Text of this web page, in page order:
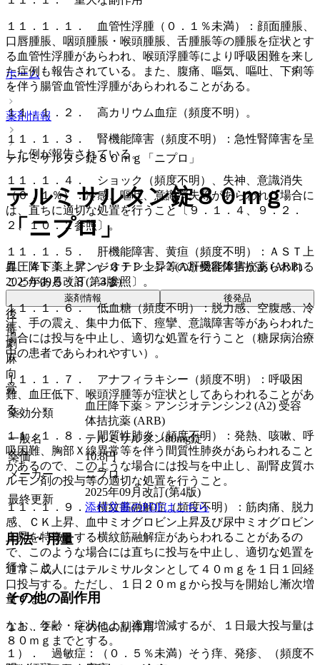
１１．１．１． 血管性浮腫（０．１％未満）：顔面腫脹、
口唇腫脹、咽頭腫脹・喉頭腫脹、舌腫脹等の腫脹を症状とす
る血管性浮腫があらわれ、喉頭浮腫等により呼吸困難を来し
た症例も報告されている。また、腹痛、嘔気、嘔吐、下痢等
を伴う腸管血管性浮腫があらわれることがある。
１１．１．２． 高カリウム血症（頻度不明）。
１１．１．３． 腎機能障害（頻度不明）：急性腎障害を呈
した例が報告されている。
１１．１．４． ショック（頻度不明）、失神、意識消失
（０．１％）：冷感、嘔吐、意識消失等があらわれた場合に
は、直ちに適切な処置を行うこと〔９．１．４、９．２．
２、１０．２参照〕。
１１．１．５． 肝機能障害、黄疸（頻度不明）：ＡＳＴ上
昇、ＡＬＴ上昇、γ−ＧＴＰ上昇等の肝機能障害があらわれる
ことがある〔８．３参照〕。
１１．１．６． 低血糖（頻度不明）：脱力感、空腹感、冷
汗、手の震え、集中力低下、痙攣、意識障害等があらわれた
場合には投与を中止し、適切な処置を行うこと（糖尿病治療
中の患者であらわれやすい）。
１１．１．７． アナフィラキシー（頻度不明）：呼吸困
難、血圧低下、喉頭浮腫等が症状としてあらわれることがあ
る。
１１．１．８． 間質性肺炎（頻度不明）：発熱、咳嗽、呼
吸困難、胸部Ｘ線異常等を伴う間質性肺炎があらわれること
があるので、このような場合には投与を中止し、副腎皮質ホ
ルモン剤の投与等の適切な処置を行うこと。
１１．１．９． 横紋筋融解症（頻度不明）：筋肉痛、脱力
感、ＣＫ上昇、血中ミオグロビン上昇及び尿中ミオグロビン
上昇を特徴とする横紋筋融解症があらわれることがあるの
で、このような場合には直ちに投与を中止し、適切な処置を
行うこと。
その他の副作用
１１．２． その他の副作用
１）． 過敏症：（０．５％未満）そう痒、発疹、（頻度不
ホーム
薬剤情報
テルミサルタン錠８０ｍｇ「ニプロ」
テルミサルタン錠８０ｍｇ
「ニプロ」
血圧降下薬 > アンジオテンシン2 (A2) 受容体拮抗薬 (ARB)
2025年09月改訂(第4版)
薬剤情報 後発品
後
毒
劇
麻
向
覚
薬効分類
血圧降下薬 > アンジオテンシン2 (A2) 受容
体拮抗薬 (ARB)
一般名
テルミサルタン80mg錠
薬価
10.8円
メーカー
ニプロ
最終更新
2025年09月改訂(第4版)
添付文書のPDFはこちら
用法・用量
通常、成人にはテルミサルタンとして４０ｍｇを１日１回経
口投与する。ただし、１日２０ｍｇから投与を開始し漸次増
量する。
なお、年齢・症状により適宜増減するが、１日最大投与量は
８０ｍｇまでとする。